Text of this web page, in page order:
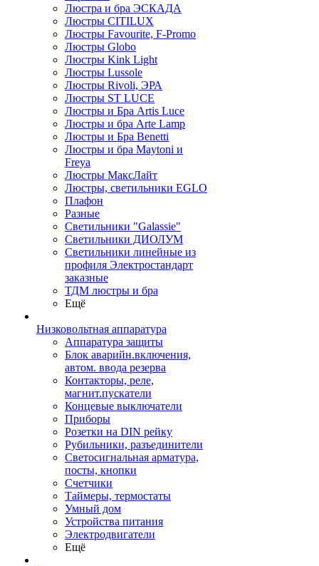
Люстра и бра ЭСКАДА
Люстры CITILUX
Люстры Favourite, F-Promo
Люстры Globo
Люстры Kink Light
Люстры Lussole
Люстры Rivoli, ЭРА
Люстры ST LUCE
Люстры и Бра Artis Luce
Люстры и бра Arte Lamp
Люстры и Бра Benetti
Люстры и бра Maytoni и
Freya
Люстры МаксЛайт
Люстры, светильники EGLO
Плафон
Разные
Светильники "Galassie"
Светильники ДИОЛУМ
Светильники линейные из
профиля Электростандарт
заказные
ТДМ люстры и бра
Ещё
Низковольтная аппаратура
Аппаратура защиты
Блок аварийн.включения,
автом. ввода резерва
Контакторы, реле,
магнит.пускатели
Концевые выключатели
Приборы
Розетки на DIN рейку
Рубильники, разъединители
Светосигнальная арматура,
посты, кнопки
Счетчики
Таймеры, термостаты
Умный дом
Устройства питания
Электродвигатели
Ещё